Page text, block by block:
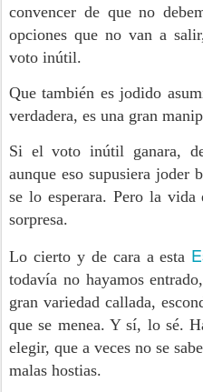
convencer de que no
opciones que no van a
voto inútil.
Que también es jodido
verdadera, es una gran
Si el voto inútil ganara,
aunque eso supusiera joder
se lo esperara. Pero la vida
sorpresa.
Lo cierto y de cara a esta
todavía no hayamos
gran variedad callada,
que se menea. Y sí, lo sé.
elegir, que a veces no se
malas hostias.